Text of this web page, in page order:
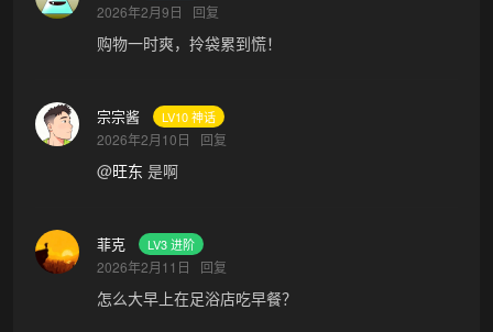
2026年2月9日 回复
购物一时爽，拎袋累到慌！
宗宗酱 LV10 神话
2026年2月10日 回复
@旺东 是啊
菲克 LV3 进阶
2026年2月11日 回复
怎么大早上在足浴店吃早餐？